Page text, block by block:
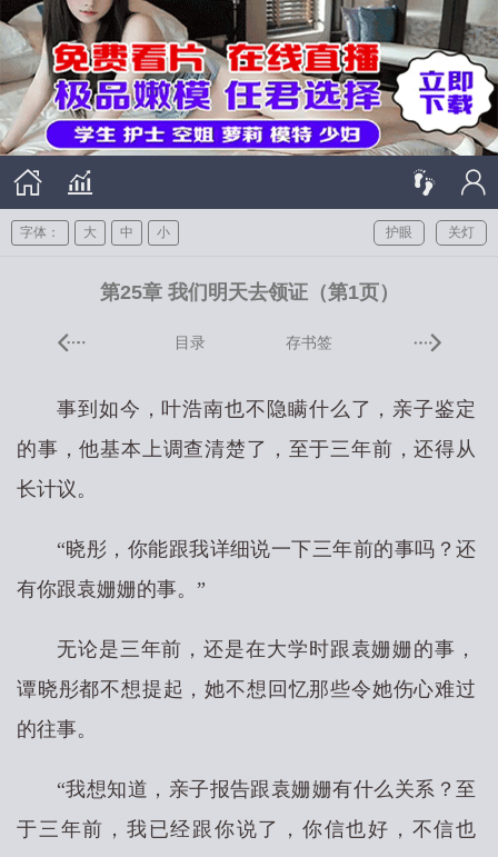
关灯
护眼
字体： 大 中 小
第25章 我们明天去领证（第1页）
目录 存书签
事到如今，叶浩南也不隐瞒什么了，亲子鉴定
的事，他基本上调查清楚了，至于三年前，还得从
长计议。
“晓彤，你能跟我详细说一下三年前的事吗？还
有你跟袁姗姗的事。”
无论是三年前，还是在大学时跟袁姗姗的事，
谭晓彤都不想提起，她不想回忆那些令她伤心难过
的往事。
“我想知道，亲子报告跟袁姗姗有什么关系？至
于三年前，我已经跟你说了，你信也好，不信也